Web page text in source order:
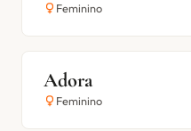
Feminino
Adora
Feminino